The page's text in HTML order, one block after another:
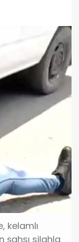
kelamlı
şahsı silahla